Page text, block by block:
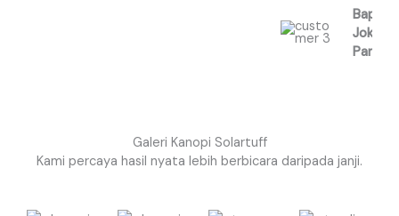
Bapak
Joko,
Galeri Kanopi Solartuff
Kami percaya hasil nyata lebih berbicara daripada janji.